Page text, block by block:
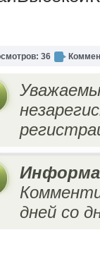
36
дней со